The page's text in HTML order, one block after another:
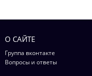
О САЙТЕ
Группа вконтакте
Вопросы и ответы